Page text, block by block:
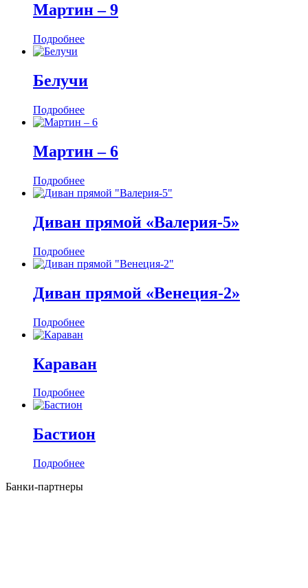
Мартин ‒ 9
Подробнее
Белучи
Подробнее
Мартин ‒ 6
Подробнее
Диван прямой «Валерия-5»
Подробнее
Диван прямой «Венеция-2»
Подробнее
Караван
Подробнее
Бастион
Подробнее
Банки-партнеры